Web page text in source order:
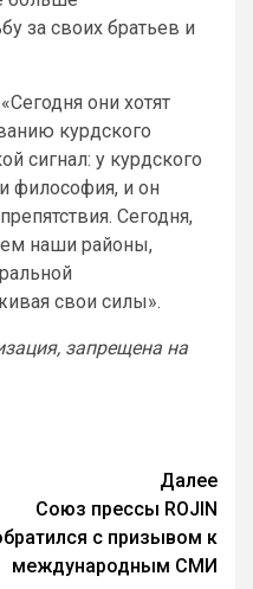
за своих братьев и
они хотят
курдского
сигнал: у курдского
философия, и он
Сегодня,
наши районы,
свои силы».
запрещена на
Далее
Союз прессы ROJIN
с призывом к
международным СМИ